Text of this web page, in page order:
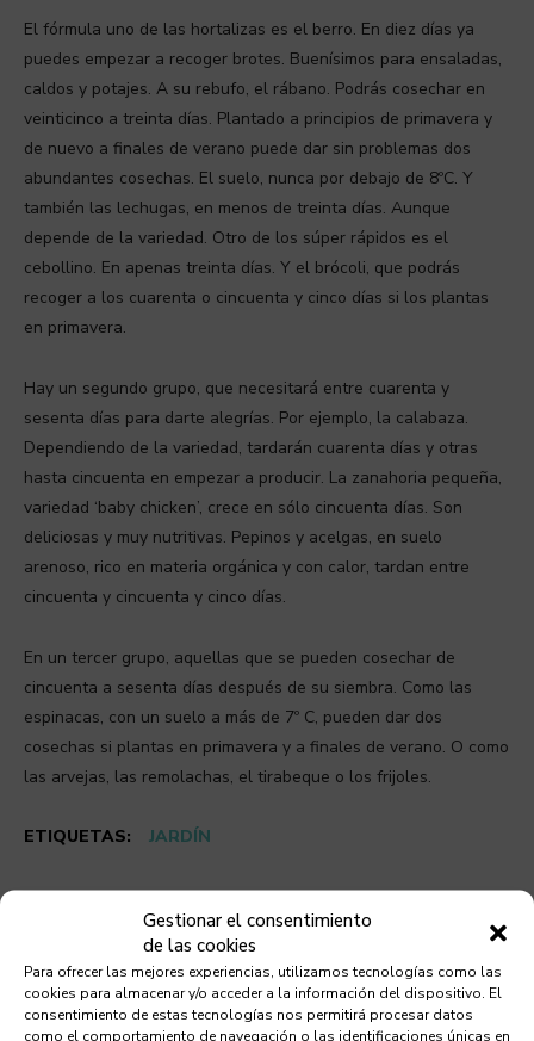
Gestionar el consentimiento
de las cookies
Para ofrecer las mejores experiencias, utilizamos tecnologías como las
cookies para almacenar y/o acceder a la información del dispositivo. El
consentimiento de estas tecnologías nos permitirá procesar datos
como el comportamiento de navegación o las identificaciones únicas en
El fórmula uno de las hortalizas es el berro. En diez días ya
puedes empezar a recoger brotes. Buenísimos para ensaladas,
caldos y potajes. A su rebufo, el rábano. Podrás cosechar en
veinticinco a treinta días. Plantado a principios de primavera y
de nuevo a finales de verano puede dar sin problemas dos
abundantes cosechas. El suelo, nunca por debajo de 8ºC. Y
también las lechugas, en menos de treinta días. Aunque
depende de la variedad. Otro de los súper rápidos es el
cebollino. En apenas treinta días. Y el brócoli, que podrás
recoger a los cuarenta o cincuenta y cinco días si los plantas
en primavera.
Hay un segundo grupo, que necesitará entre cuarenta y
sesenta días para darte alegrías. Por ejemplo, la calabaza.
Dependiendo de la variedad, tardarán cuarenta días y otras
hasta cincuenta en empezar a producir. La zanahoria pequeña,
variedad ‘baby chicken’, crece en sólo cincuenta días. Son
deliciosas y muy nutritivas. Pepinos y acelgas, en suelo
arenoso, rico en materia orgánica y con calor, tardan entre
cincuenta y cincuenta y cinco días.
En un tercer grupo, aquellas que se pueden cosechar de
cincuenta a sesenta días después de su siembra. Como las
espinacas, con un suelo a más de 7º C, pueden dar dos
cosechas si plantas en primavera y a finales de verano. O como
las arvejas, las remolachas, el tirabeque o los frijoles.
ETIQUETAS: JARDÍN
Debes leer